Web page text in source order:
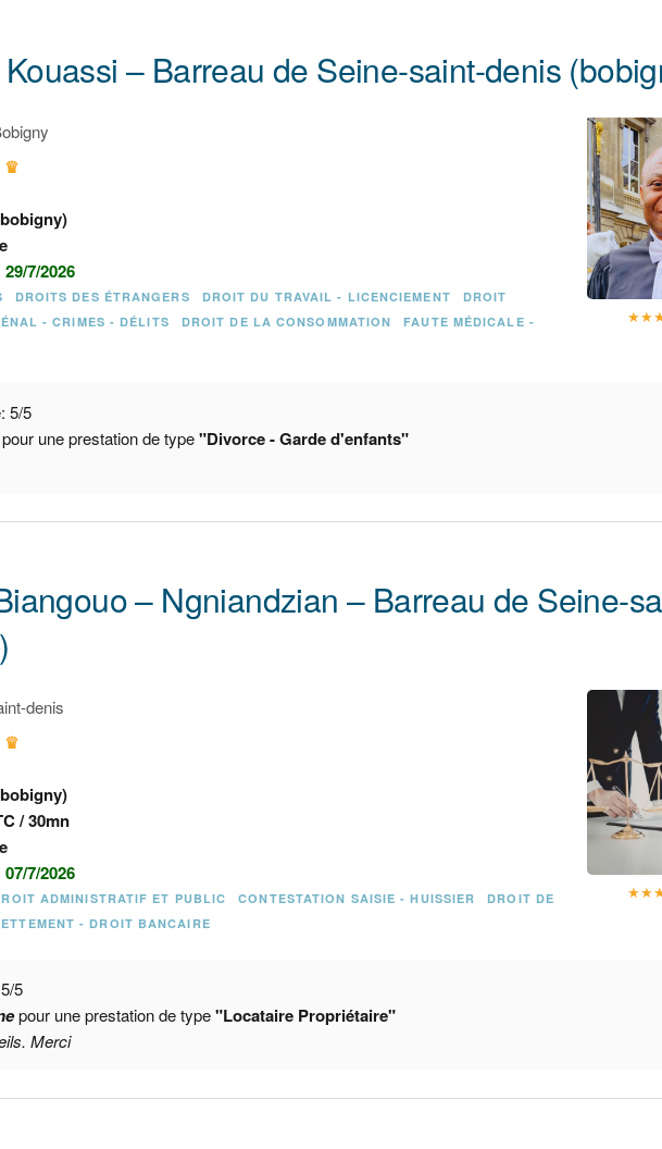
– Barreau de Seine-saint-denis
★★
♛
29/7/2026
DROITS DES ÉTRANGERS DROIT DU TRAVAIL - LICENCIEMENT
DROIT
- CRIMES - DÉLITS DROIT DE LA CONSOMMATION
FAUTE MÉDICALE -
5/5
une prestation de type"Divorce - Garde d'enfants"
– Ngniandzian – Barreau de Seine-
★★
denis
♛
/ 30mn
07/7/2026
ADMINISTRATIF ET PUBLIC CONTESTATION SAISIE - HUISSIER
DROIT DE
- DROIT BANCAIRE
5/5
pour une prestation de type"Locataire Propriétaire"
Merci